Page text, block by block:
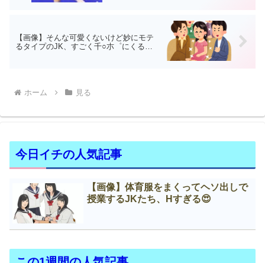
【画像】そんな可愛くないけど妙にモテ
るタイプのJK、すごく千○朩゜にくる…
ホーム 見る
今日イチの人気記事
【画像】体育服をまくってヘソ出しで
授業するJKたち、Нすぎる😍